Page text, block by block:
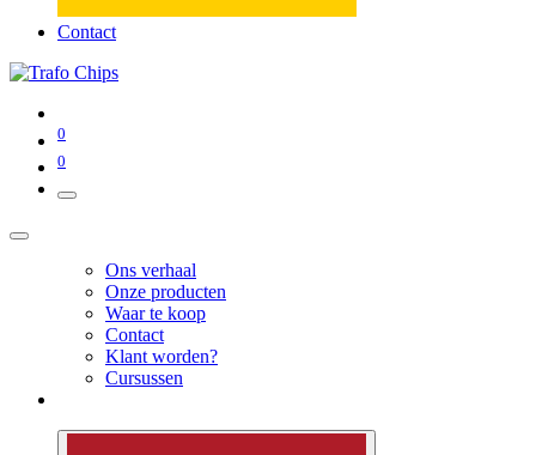
Contact
0
0
Ons verhaal
Onze producten
Waar te koop
Contact
Klant worden?
Cursussen